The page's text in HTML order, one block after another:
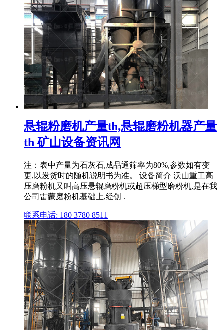
悬辊粉磨机产量th,悬辊磨粉机器产量
th 矿山设备资讯网
注：表中产量为石灰石,成品通筛率为80%,参数如有变
更,以发货时的随机说明书为准。 设备简介 沃山重工高
压磨粉机又叫高压悬辊磨粉机或超压梯型磨粉机,是在我
公司雷蒙磨粉机基础上,经创 .
联系电话: 180 3780 8511